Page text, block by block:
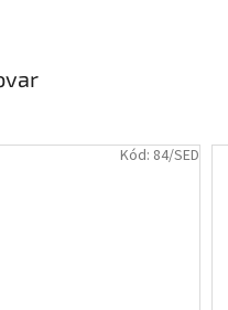
Kód: 84/SED